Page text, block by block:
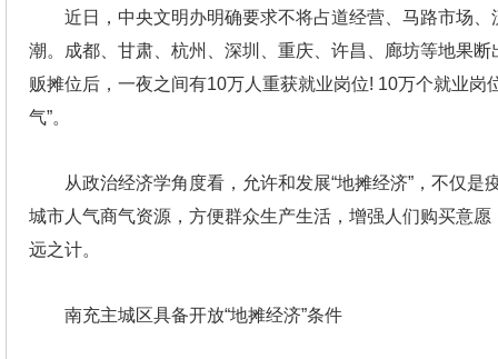
近日，中央文明办明确要求不将占道经营、马路市场
潮。成都、甘肃、杭州、深圳、重庆、许昌、廊坊等地果
贩摊位后，一夜之间有10万人重获就业岗位! 10万个就业
气”。
从政治经济学角度看，允许和发展“地摊经济”，不仅是
城市人气商气资源，方便群众生产生活，增强人们购买意愿
远之计。
南充主城区具备开放“地摊经济”条件